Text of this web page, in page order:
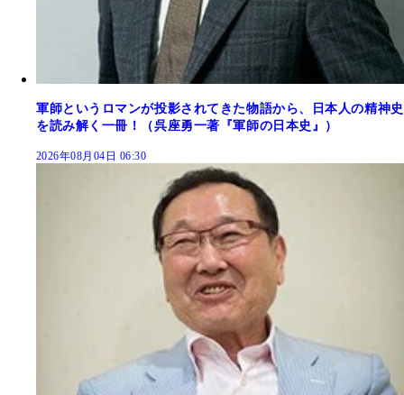
軍師というロマンが投影されてきた物語から、日本人の精神史
を読み解く一冊！（呉座勇一著『軍師の日本史』）
2026年08月04日 06:30